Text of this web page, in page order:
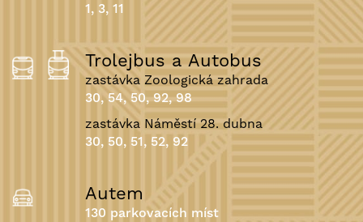
1, 3, 11
Trolejbus a Autobus
zastávka Zoologická zahrada
30, 54, 50, 92, 98
zastávka Náměstí 28. dubna
30, 50, 51, 52, 92
Autem
130 parkovacích míst